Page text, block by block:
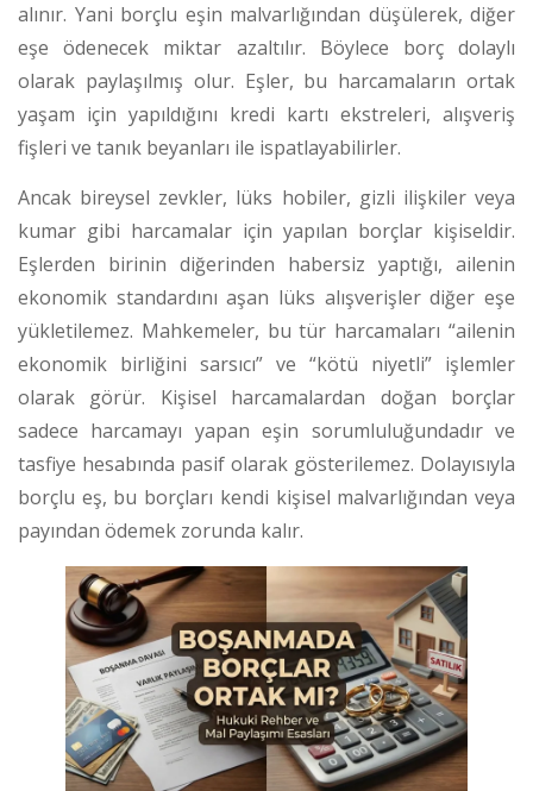
alınır. Yani borçlu eşin malvarlığından düşülerek, diğer
eşe ödenecek miktar azaltılır. Böylece borç dolaylı
olarak paylaşılmış olur. Eşler, bu harcamaların ortak
yaşam için yapıldığını kredi kartı ekstreleri, alışveriş
fişleri ve tanık beyanları ile ispatlayabilirler.
Ancak bireysel zevkler, lüks hobiler, gizli ilişkiler veya
kumar gibi harcamalar için yapılan borçlar kişiseldir.
Eşlerden birinin diğerinden habersiz yaptığı, ailenin
ekonomik standardını aşan lüks alışverişler diğer eşe
yükletilemez. Mahkemeler, bu tür harcamaları “ailenin
ekonomik birliğini sarsıcı” ve “kötü niyetli” işlemler
olarak görür. Kişisel harcamalardan doğan borçlar
sadece harcamayı yapan eşin sorumluluğundadır ve
tasfiye hesabında pasif olarak gösterilemez. Dolayısıyla
borçlu eş, bu borçları kendi kişisel malvarlığından veya
payından ödemek zorunda kalır.